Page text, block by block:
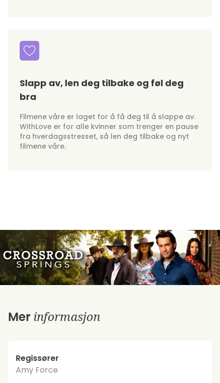
Slapp av, len deg tilbake og føl deg
bra
Filmene våre er laget for å få deg til å slappe av.
WithLove er for alle kvinner som trenger en pause
fra hverdagsstresset, så len deg tilbake og nyt
filmene våre.
Mer informasjon
Regissører
Amy Force